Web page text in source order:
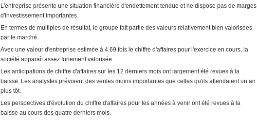
L'entreprise présente une situation financière d'endettement tendue et ne dispose pas de marges
d'investissement importantes.
En termes de multiples de résultat, le groupe fait partie des valeurs relativement bien valorisées
par le marché.
Avec une valeur d'entreprise estimée à 4.69 fois le chiffre d'affaires pour l'exercice en cours, la
société apparaît assez fortement valorisée.
Les anticipations de chiffre d'affaires sur les 12 derniers mois ont largement été revues à la
baisse. Les analystes prévoient des ventes moins importantes que celles qu'ils attendaient un an
plus tôt.
Les perspectives d'évolution du chiffre d'affaires pour les années à venir ont été revues à la
baisse au cours des quatre derniers mois.